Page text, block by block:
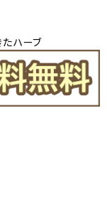
ハーブ